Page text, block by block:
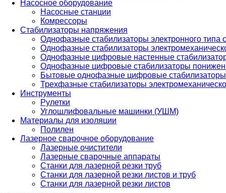
Насосное оборудование
Насосные станции
Комрессоры
Стабилизаторы напряжения
Однофазные стабилизаторы электронного
Однофазные стабилизаторы
Однофазные цифровые настенные
Однофазные цифровые стабилизаторы
Бытовые однофазные цифровые стабилизаторы
Трехфазные стабилизаторы
Инструменты
Рулетки
Углошлифовальные машинки (УШМ)
Материалы для изоляции
Полилен
Лазерное сварочное оборудование
Лазерные очистители
Лазерные сварочные аппараты
Станки для лазерной резки труб
Станки для лазерной резки листов и труб
Станки для лазерной резки листов